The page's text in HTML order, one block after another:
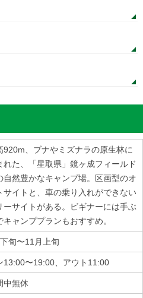
920m、ブナやミズナラの原生林に
れた、「星取県」鏡ヶ成フィールド
自然豊かなキャンプ場。区画型のオ
サイトと、車の乗り入れができない
ーサイトがある。ビギナーには手ぶ
キャンププランもおすすめ。
旬〜11月上旬
13:00〜19:00、アウト11:00
中無休